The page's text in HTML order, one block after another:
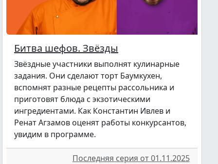
Битва шефов. Звёзды
Звёздные участники выполнят кулинарные
задания. Они сделают торт Баумкухен,
вспомнят разные рецепты рассольника и
приготовят блюда с экзотическими
ингредиентами. Как Константин Ивлев и
Ренат Агзамов оценят работы конкурсантов,
увидим в программе.
Последняя серия от 01.11.2025